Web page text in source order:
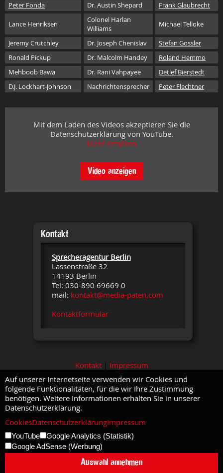
Peter Fonda
Dr. Austin Shepard Frank Glaubrecht
Lance Henriksen
Colonel Harlan
Williams
Michael Telloke
Jeremy Crutchley Dr. Joseph Chenislav
Stefan Gossler
Ronald Pickup
Dr. Malcolm Handey
Roland Hemmo
Mehboob Bawa
Dr. Rani Vahpayee
Detlef Bierstedt
D.J. Lockhart-Johnson
Nachrichtensprecher Peter Flechtner
Mit dem Laden des Videos akzeptieren Sie die
Datenschutzerklärung von YouTube.
Mehr erfahren
Video anzeigen
Kontakt
Sprecheragentur Berlin
Lassenstraße 32
14193 Berlin
Tel: 030-890 69669 0
mail: kontakt@media-paten.com
Kontaktformular
Kontakt| Impressum
Auf unserer Internetseite verwenden wir Cookies und
folgende Funktionalitäten, für die wir Ihre Zustimmung
benötigen. Weitere Informationen erhalten Sie in unserer
Datenschutzerklärung.
CookiesDatenschutzerklärungImpressum
YouTube
Google Analytics (Statistik)
Google AdSense (Werbung)
Auswahl annehmen